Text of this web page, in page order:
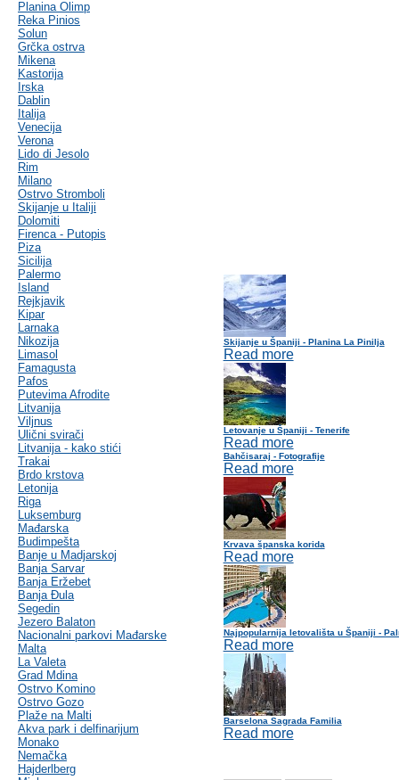
Planina Olimp
Reka Pinios
Solun
Grčka ostrva
Mikena
Kastorija
Irska
Dablin
Italija
Venecija
Verona
Lido di Jesolo
Rim
Milano
Ostrvo Stromboli
Skijanje u Italiji
Dolomiti
Firenca - Putopis
Piza
Sicilija
Palermo
Island
Rejkjavik
Kipar
Larnaka
Nikozija
Limasol
Famagusta
Pafos
Putevima Afrodite
Litvanija
Viljnus
Ulični svirači
Litvanija - kako stići
Trakai
Brdo krstova
Letonija
Riga
Luksemburg
Mađarska
Budimpešta
Banje u Madjarskoj
Banja Sarvar
Banja Eržebet
Banja Ðula
Segedin
Jezero Balaton
Nacionalni parkovi Mađarske
Malta
La Valeta
Grad Mdina
Ostrvo Komino
Ostrvo Gozo
Plaže na Malti
Akva park i delfinarijum
Monako
Nemačka
Hajderlberg
Skijanje u Španiji - Planina La Pinilja
Read more
Letovanje u Španiji - Tenerife
Read more
Bahčisaraj - Fotografije
Read more
Krvava španska korida
Read more
Najpopularnija letovališta u Španiji -
Read more
Barselona Sagrada Familia
Read more